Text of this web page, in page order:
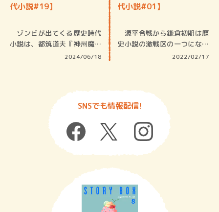
代小説#19】
ゾンビが出てくる歴史時代
小説は、都筑道夫『神州魔法
2024/06/18
代小説#01】
源平合戦から鎌倉初期は歴
史小説の激戦区の一つになっ
2022/02/17
SNSでも情報配信!